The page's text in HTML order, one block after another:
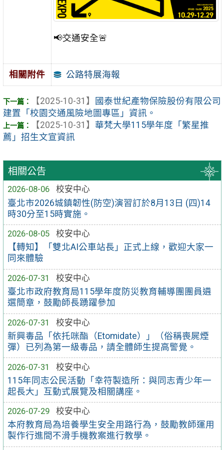
相關公告
2026-08-06
校安中心
臺北市2026城鎮韌性(防空)演習訂於8月13日 (四)14
時30分至15時實施。
2026-08-05
校安中心
【轉知】「雙北AI公車站長」正式上線，歡迎大家一
同來體驗
2026-07-31
校安中心
臺北市政府教育局115學年度防災教育輔導團團員遴
選簡章，鼓勵師長踴躍參加
2026-07-31
校安中心
新興毒品「依托咪酯（Etomidate）」（俗稱喪屍煙
彈）已列為第一級毒品，請全體師生提高警覺。
2026-07-31
校安中心
115年同志公民活動「幸符製造所：與同志青少年一
起長大」互動式展覽及相關講座。
2026-07-29
校安中心
本府教育局為培養學生安全用路行為，鼓勵教師運用
製作行進間不滑手機教案進行教學。
📢交通安全🚨
相關附件 公路特展海報
【2025-10-31】
國泰世紀產物保險股份有限公司
建置「校園交通風險地圖專區」資訊。
【2025-10-31】 華梵大學115學年度「繁星推
薦」招生文宣資訊